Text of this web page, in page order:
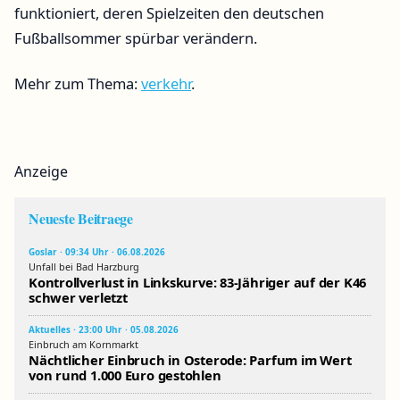
funktioniert, deren Spielzeiten den deutschen
Fußballsommer spürbar verändern.
Mehr zum Thema:verkehr.
Anzeige
Neueste Beitraege
Goslar · 09:34 Uhr · 06.08.2026
Unfall bei Bad Harzburg
Kontrollverlust in Linkskurve: 83-Jähriger auf der K46
schwer verletzt
Aktuelles · 23:00 Uhr · 05.08.2026
Einbruch am Kornmarkt
Nächtlicher Einbruch in Osterode: Parfum im Wert
von rund 1.000 Euro gestohlen